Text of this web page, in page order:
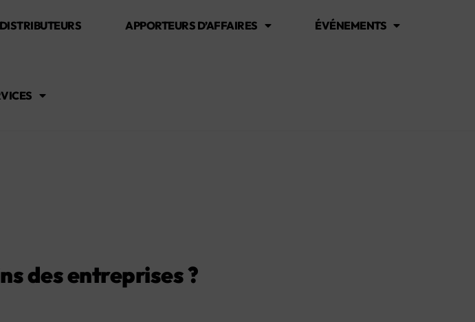
DISTRIBUTEURS APPORTEURS D’AFFAIRES ÉVÉNEMENTS
des entreprises ?